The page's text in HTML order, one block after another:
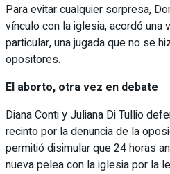
Para evitar cualquier sorpresa,
vínculo con la iglesia, acordó una
particular, una jugada que no se
opositores.
El aborto, otra vez en debate
Diana Conti y Juliana Di Tullio
recinto por la denuncia de la
permitió disimular que 24 horas
nueva pelea con la iglesia por la